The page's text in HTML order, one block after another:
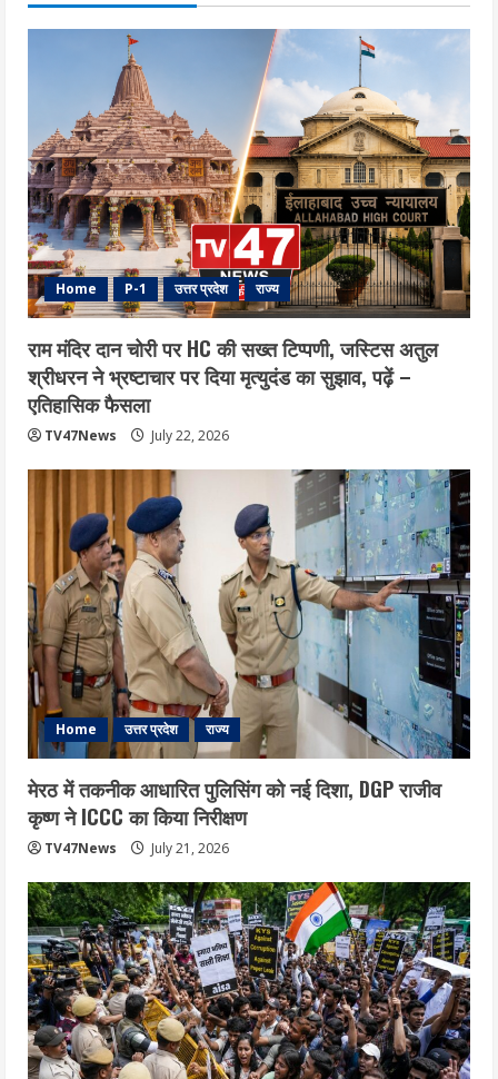
Home P-1 उत्तर प्रदेश राज्य
राम मंदिर दान चोरी पर HC की सख्त टिप्पणी, जस्टिस अतुल
श्रीधरन ने भ्रष्टाचार पर द‍िया मृत्युदंड का सुझाव, पढ़ें –
एत‍िहास‍िक फैसला
TV47News July 22, 2026
Home उत्तर प्रदेश राज्य
मेरठ में तकनीक आधारित पुलिसिंग को नई दिशा, DGP राजीव
कृष्ण ने ICCC का किया निरीक्षण
TV47News July 21, 2026